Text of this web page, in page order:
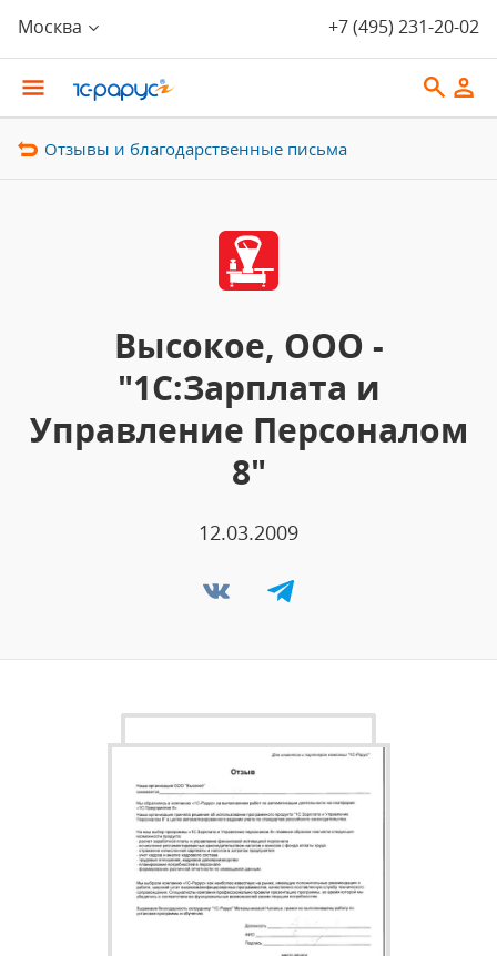
Москва +7 (495) 231-20-02
Отзывы и благодарственные письма
Высокое, ООО -
"1С:Зарплата и
Управление Персоналом
8"
12.03.2009